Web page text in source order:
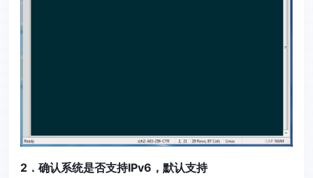
2．确认系统是否支持IPv6，默认支持